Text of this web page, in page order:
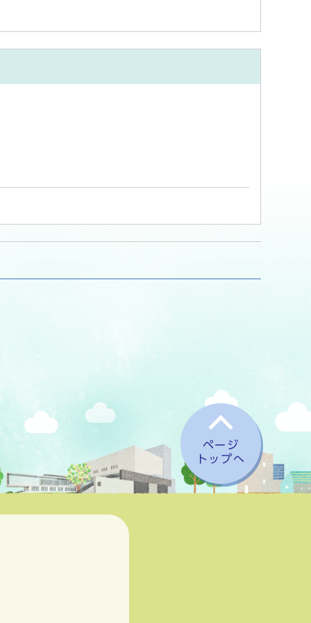
ページ
トップへ